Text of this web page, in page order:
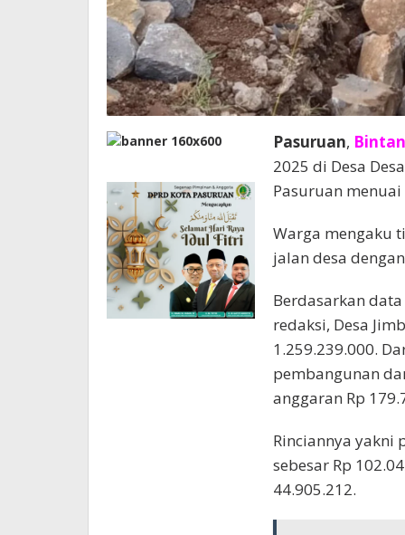
Pasuruan,
2025 di Desa
Pasuruan menuai
Warga mengaku
jalan desa
Berdasarkan
redaksi, Desa
1.259.239.000.
pembangunan
anggaran Rp
Rinciannya yakni
sebesar Rp
44.905.212.